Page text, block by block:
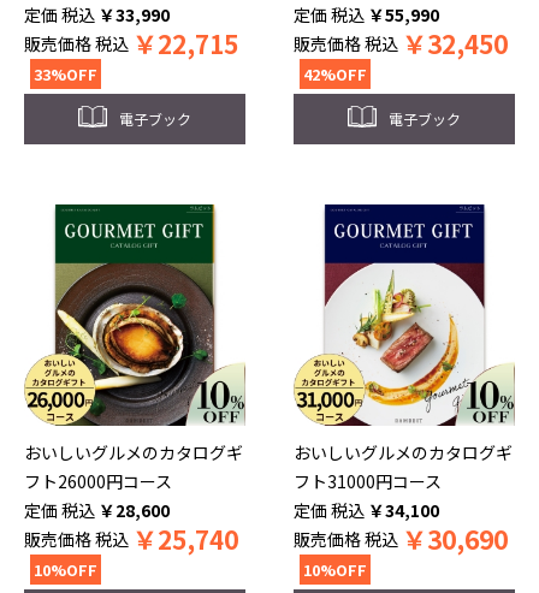
税込 ￥33,990
販売価格税込 ￥22,715
33%OFF
電子ブック
税込 ￥55,990
販売価格税込 ￥32,450
42%OFF
電子ブック
おいしいグルメのカタログギ
フト26000円コース
税込 ￥28,600
販売価格税込 ￥25,740
10%OFF
おいしいグルメのカタログギ
フト31000円コース
税込 ￥34,100
販売価格税込 ￥30,690
10%OFF